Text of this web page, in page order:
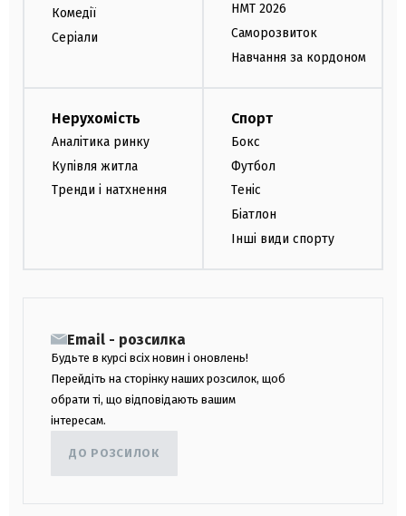
Комедії
Серіали
НМТ 2026
Саморозвиток
Навчання за кордоном
Нерухомість
Аналітика ринку
Купівля житла
Тренди і натхнення
Спорт
Бокс
Футбол
Теніс
Біатлон
Інші види спорту
Email - розсилка
Будьте в курсі всіх новин і оновлень!
Перейдіть на сторінку наших розсилок, щоб
обрати ті, що відповідають вашим
інтересам.
ДО РОЗСИЛОК